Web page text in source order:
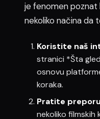
je fenomen poznat
nekoliko načina da
Koristite naš
stranici *Šta
osnovu
koraka.
Pratite
nekoliko filmskih